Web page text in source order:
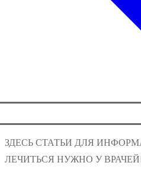
ЗДЕСЬ СТАТЬИ ДЛЯ
ЛЕЧИТЬСЯ НУЖНО У